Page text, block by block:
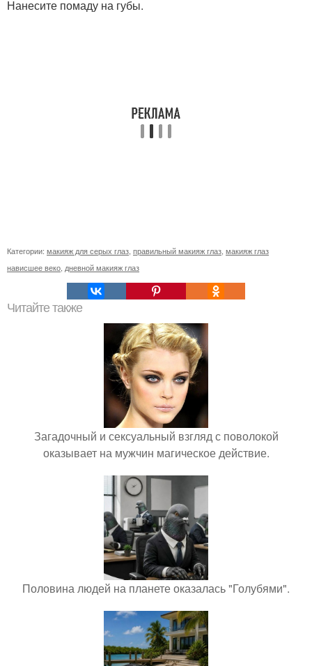
Нанесите помаду на губы.
Категории: макияж для серых глаз правильный макияж глаз макияж глаз
нависшее веко дневной макияж глаз
Читайте также
Загадочный и сексуальный взгляд с поволокой
оказывает на мужчин магическое действие.
Половина людей на планете оказалась "Голубями".